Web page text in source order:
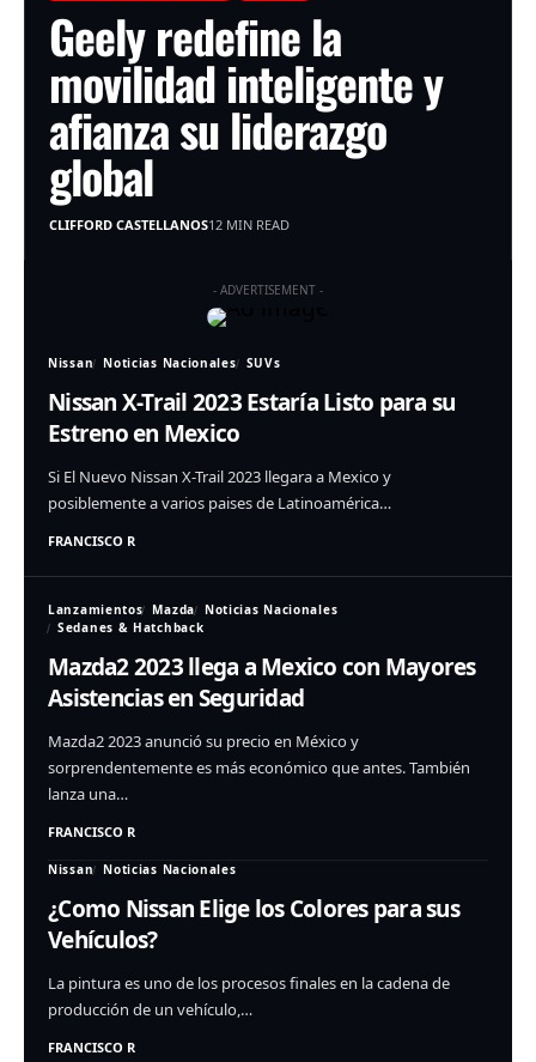
Geely redefine la
movilidad inteligente y
afianza su liderazgo
global
CLIFFORD CASTELLANOS12 MIN READ
- ADVERTISEMENT -
Nissan Noticias Nacionales SUVs
Nissan X-Trail 2023 Estaría Listo para su
Estreno en Mexico
Si El Nuevo Nissan X-Trail 2023 llegara a Mexico y
posiblemente a varios paises de Latinoamérica…
FRANCISCO R
Lanzamientos Mazda
Noticias Nacionales
Sedanes & Hatchback
Mazda2 2023 llega a Mexico con Mayores
Asistencias en Seguridad
Mazda2 2023 anunció su precio en México y
sorprendentemente es más económico que antes. También
lanza una…
FRANCISCO R
Nissan Noticias Nacionales
¿Como Nissan Elige los Colores para sus
Vehículos?
La pintura es uno de los procesos finales en la cadena de
producción de un vehículo,…
FRANCISCO R